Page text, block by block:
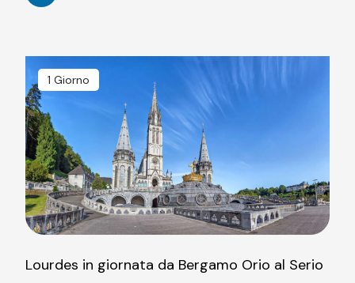
1 Giorno
Lourdes in giornata da Bergamo Orio al Serio